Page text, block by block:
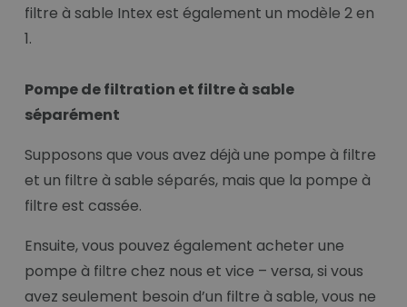
filtre à sable Intex est également un modèle 2 en
1.
Pompe de filtration et filtre à sable
séparément
Supposons que vous avez déjà une pompe à filtre
et un filtre à sable séparés, mais que la pompe à
filtre est cassée.
Ensuite, vous pouvez également acheter une
pompe à filtre chez nous et vice – versa, si vous
avez seulement besoin d’un filtre à sable, vous ne